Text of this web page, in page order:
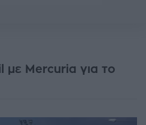
Mercuria για το